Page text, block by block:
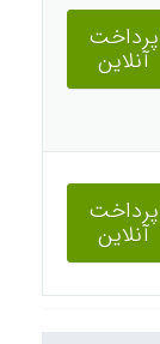
پرداخت
آنلاین
پرداخت
آنلاین